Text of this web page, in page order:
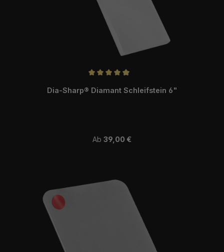
Dia-Sharp® Diamant Schleifstein 6"
Regulärer Preis:
Ab 39,00 €